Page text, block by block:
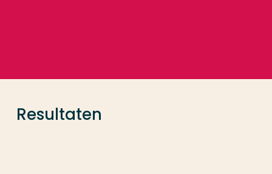
Resultaten
Opleiding